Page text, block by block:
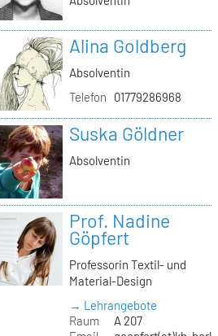
Alina Goldberg
Absolventin
Telefon
01779286968
Suska Göldner
Absolventin
Prof. Nadine
Göpfert
Professorin Textil- und
Material-Design
→ Lehrangebote
Raum
A 207